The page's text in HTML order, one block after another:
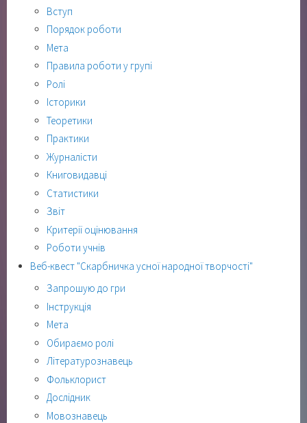
Вступ
Порядок роботи
Мета
Правила роботи у групі
Ролі
Історики
Теоретики
Практики
Журналісти
Книговидавці
Статистики
Звіт
Критерії оцінювання
Роботи учнів
Веб-квест "Скарбничка усної народної творчості"
Запрошую до гри
Інструкція
Мета
Обираємо ролі
Літературознавець
Фольклорист
Дослідник
Мовознавець